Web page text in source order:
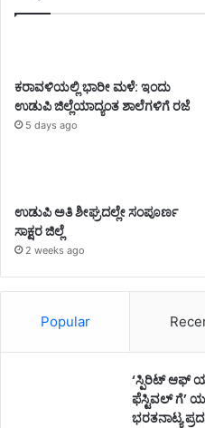
ಕರಾವಳಿಯಲ್ಲಿ ಭಾರೀ ಮಳೆ: ಇಂದು
ಉಡುಪಿ ಜಿಲ್ಲೆಯಾದ್ಯಂತ ಶಾಲೆಗಳಿಗೆ ರಜೆ
5 days ago
ಉಡುಪಿ ಅತಿ ಶೀಘ್ರದಲ್ಲೇ ಸಂಪೂರ್ಣ
ಸಾಕ್ಷರ ಜಿಲ್ಲೆ
2 weeks ago
Popular
‘ಸ್ಪಿರಿಟ್ ಆಫ್
ಫೆಸ್ಟಿವಲ್ ಗೆ’
ಭರತನಾಟ್ಯ